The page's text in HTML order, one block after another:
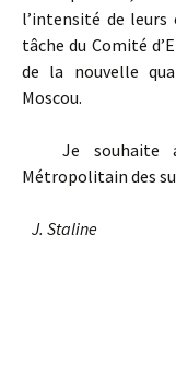
l’intensité de
tâche du Comité
de la nouvelle
Moscou.
Je souhaite
Métropolitain des
J. Staline